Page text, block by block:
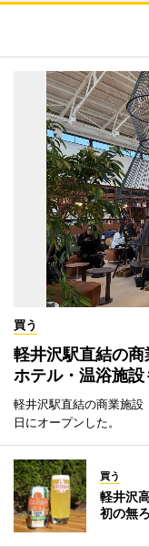
買う
軽井沢駅直結の
ホテル・温浴施設
軽井沢駅直結の商業施設
日にオープンした。
買う
軽井沢
初の